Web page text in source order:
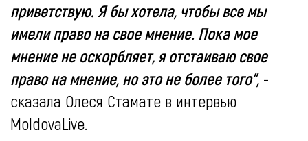
приветствую. Я бы хотела, чтобы все мы
имели право на свое мнение. Пока мое
мнение не оскорбляет, я отстаиваю свое
право на мнение, но это не более того", -
сказала Олеся Стамате в интервью
MoldovaLive.